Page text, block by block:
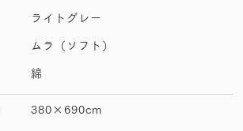
ライトグレー
ムラ（ソフト）
綿
380×690cm